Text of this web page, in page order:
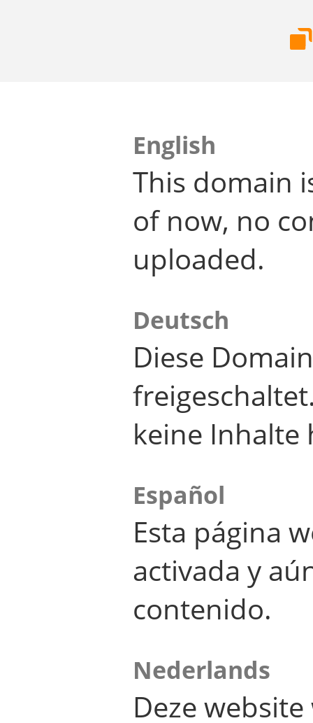
English
This domain
of now, no
uploaded.
Deutsch
Diese
keine Inhalte
Español
Esta página
activada y
contenido.
Nederlands
Deze